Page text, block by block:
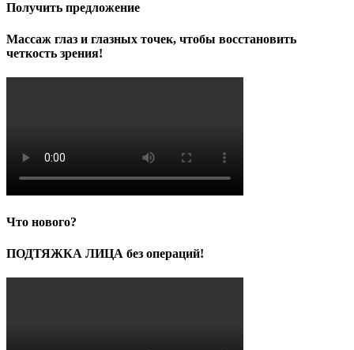
Получить предложение
Массаж глаз и глазных точек, чтобы восстановить
четкость зрения!
Что нового?
ПОДТЯЖКА ЛИЦА без операций!